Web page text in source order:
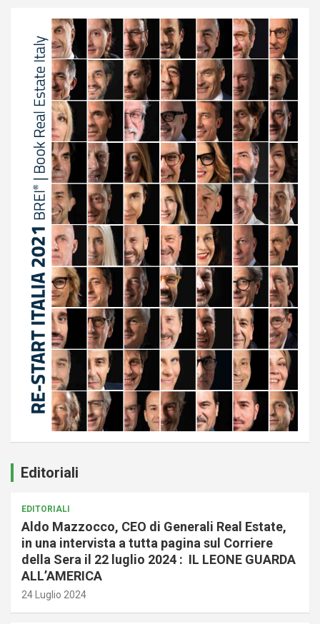
Editoriali
EDITORIALI
Aldo Mazzocco, CEO di Generali Real Estate,
in una intervista a tutta pagina sul Corriere
della Sera il 22 luglio 2024 : IL LEONE GUARDA
ALL’AMERICA
24 Luglio 2024